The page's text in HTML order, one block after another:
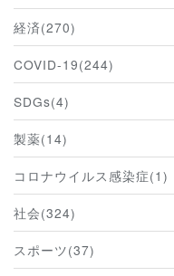
経済(270)
COVID-19(244)
SDGs(4)
製薬(14)
コロナウイルス感染症(1)
社会(324)
スポーツ(37)